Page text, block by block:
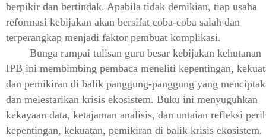
berpikir dan bertindak. Apabila tidak demikian, tiap usaha
reformasi kebijakan akan bersifat coba-coba salah dan
terperangkap menjadi faktor pembuat komplikasi.
Bunga rampai tulisan guru besar kebijakan kehutanan
IPB ini membimbing pembaca meneliti kepentingan,
dan pemikiran di balik panggung-panggung yang
dan melestarikan krisis ekosistem. Buku ini menyuguhkan
kekayaan data, ketajaman analisis, dan untaian refleksi
kepentingan, kekuatan, pemikiran di balik krisis ekosistem.